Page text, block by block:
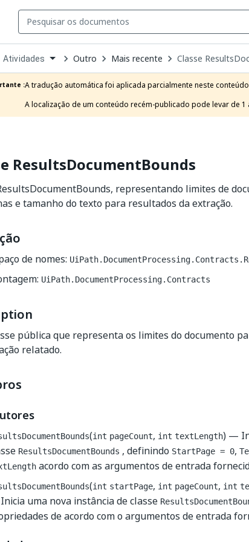
Open
Dropdown
choose
Atividades Outro Mais recente Classe
:A tradução automática foi aplicada parcialmente neste
A localização de um conteúdo recém-publicado pode levar de
ResultsDocumentBounds
representando limites de
e tamanho do texto para resultados da extração.
de nomes:
UiPath.DocumentProcessing.Contracts
pública que representa os limites do documento
relatado.
(int pageCount, int textLength) —
ResultsDocumentBounds , definindo StartPage = 0,
acordo com as argumentos de entrada
(int startPage, int pageCount, int
uma nova instância de classe
de acordo com o argumentos de entrada